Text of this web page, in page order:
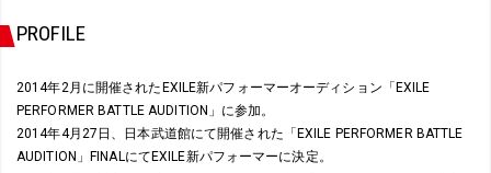
PROFILE
2014年2月に開催されたEXILE新パフォーマーオーディション「EXILE
PERFORMER BATTLE AUDITION」に参加。
2014年4月27日、日本武道館にて開催された「EXILE PERFORMER BATTLE
AUDITION」FINALにてEXILE新パフォーマーに決定。